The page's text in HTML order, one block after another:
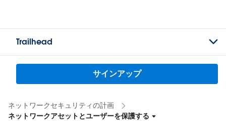
Trailhead
サインアップ
ネットワークセキュリティの計画
ネットワークアセットとユーザーを保護する